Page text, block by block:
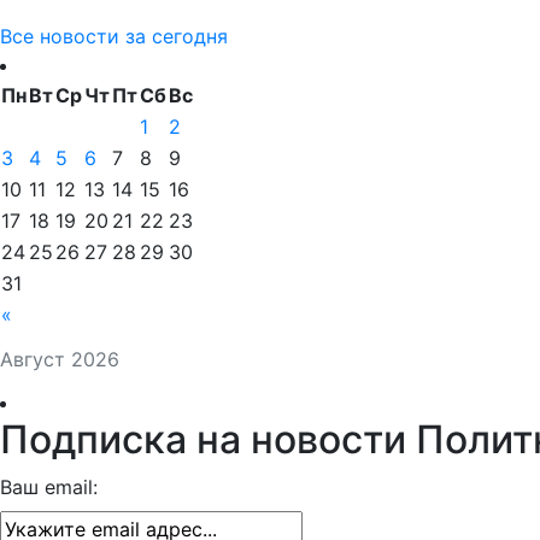
Все новости за сегодня
Август 2026
ПнВтСрЧтПтСбВс
«
1
2
3
4 5 6 7 8
9
10 11 12 13 14 15 16
17 18 19 20 21 22 23
24 25 26 27 28 29 30
31
Подписка на новости
Ваш email: